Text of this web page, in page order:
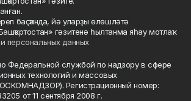
баҫҡанда, йә уларҙы өлөшләтә
гәзитенә һылтанма яһау мотлаҡ.
персональных данных
Федеральной службой по надзору в сфере
технологий и массовых
Регистрационный номер:
от 11 сентября 2008 г.